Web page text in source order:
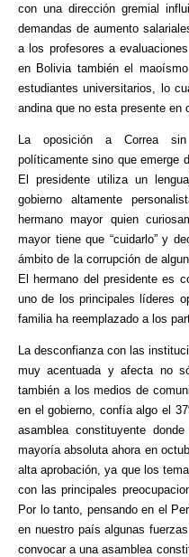
con una dirección gremial
demandas de aumento
a los profesores a
en Bolivia también el
estudiantes universitarios, lo
andina que no esta presente en
La oposición a Correa
políticamente sino que emerge
El presidente utiliza un
gobierno altamente
hermano mayor quien
mayor tiene que “cuidarlo” y
ámbito de la corrupción de
El hermano del presidente es
uno de los principales líderes
familia ha reemplazado a los
La desconfianza con las
muy acentuada y afecta no
también a los medios de
en el gobierno, confía algo el
asamblea constituyente
mayoría absoluta ahora en
alta aprobación, ya que los
con las principales
Por lo tanto, pensando en el
en nuestro país algunas
convocar a una asamblea